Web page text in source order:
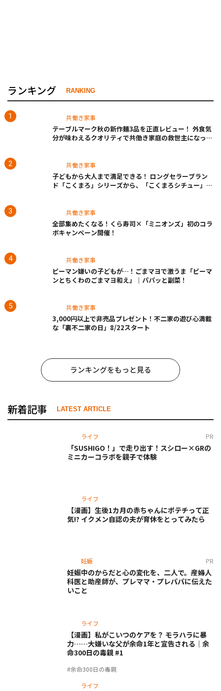
ランキング RANKING
共働き家事
テーブルマーク秋の新作麺3品を正直レビュー！ 外食気
分が味わえるクオリティで共働き家庭の救世主になって
共働き家事
子どもから大人まで満足できる！ ロングセラーブラン
ド「こくまろ」シリーズから、「こくまろシチュー」＜
共働き家事
全部集めたくなる！くら寿司×「ミニオンズ」初のコラ
ボキャンペーン開催！
共働き家事
ピーマン嫌いの子どもが…！ごまマヨで激うま「ピーマ
ンとちくわのごまマヨ和え」｜パパッと副菜！
共働き家事
3,000円以上で非売品プレゼント！不二家の遊び心満載
な「裏不二家の日」8/22スタート
ランキングをもっと見る
新着記事 LATEST ARTICLE
ライフ PR
「SUSHIGO！」で走り出す！スシロー×GRの
ミニカーコラボを親子で体験
ライフ
【漫画】生後1カ月の赤ちゃんにポテチって正
気!? イクメン自認の夫が育休をとってみたら
妊娠 PR
妊娠中のからだと心の変化を、二人で。産婦人
科医と助産師が、プレママ・プレパパに伝えた
いこと
ライフ
#余命300日の毒親
【漫画】私がこいつのケアを？ モラハラに暴
力……大嫌いな父が余命1年と宣告される｜余
命300日の毒親 #1
ライフ